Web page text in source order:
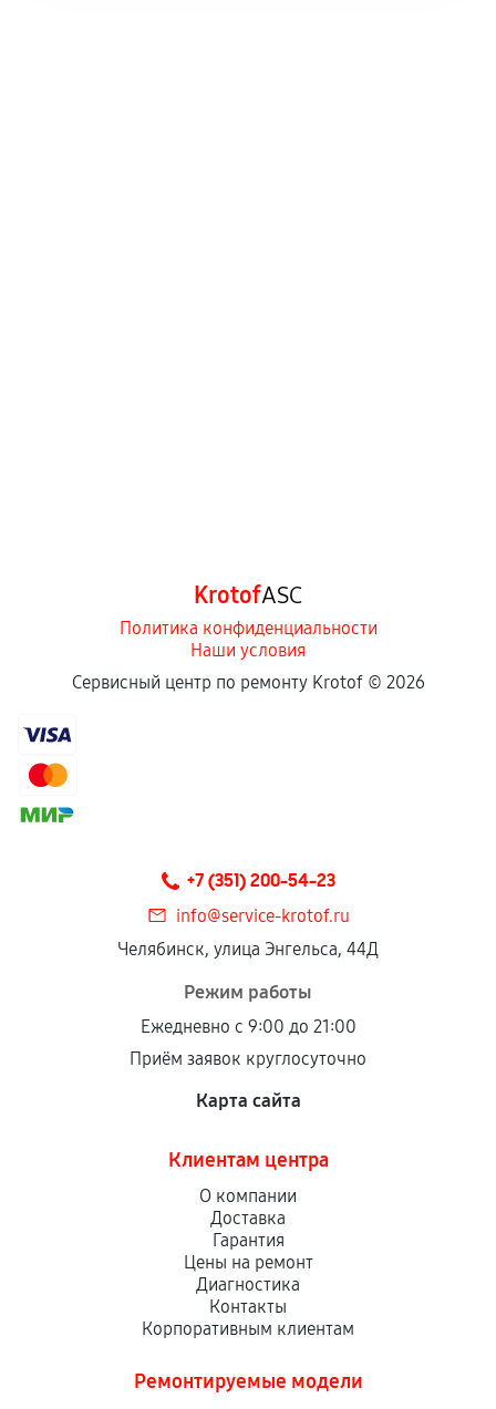
KrotofASC
Политика конфиденциальности
Наши условия
Сервисный центр по ремонту Krotof © 2026
+7 (351) 200-54-23
info@service-krotof.ru
Челябинск, улица Энгельса, 44Д
Режим работы
Ежедневно с 9:00 до 21:00
Приём заявок круглосуточно
Карта сайта
Клиентам центра
О компании
Доставка
Гарантия
Цены на ремонт
Диагностика
Контакты
Корпоративным клиентам
Ремонтируемые модели